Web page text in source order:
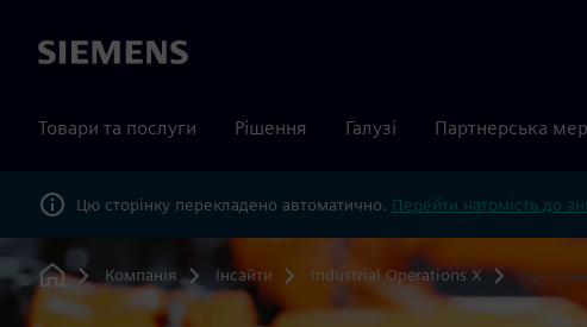
Siemens
Товари та послуги Рішення Галузі Партнерська
Цю сторінку перекладено автоматично. Перейти натомість до
Home
Компанія Інсайти Industrial Operations X